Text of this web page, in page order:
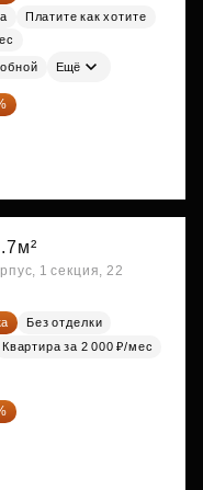
Платите как хотите
Ещё
1 секция, 22
Без отделки
Квартира за 2 000 ₽/мес